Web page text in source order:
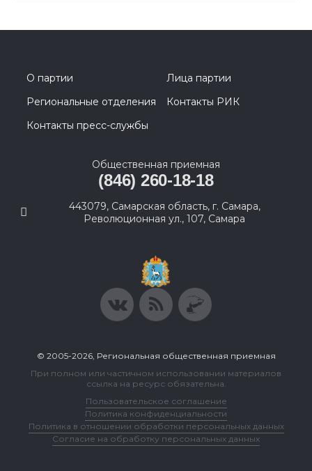
О партии
Лица партии
Региональные отделения
Контакты РИК
Контакты пресс-службы
Общественная приемная
(846) 260-18-18
443079, Самарская область, г. Самара,
Революционная ул., 107, Самара
© 2005-2026, Региональная общественная приемная
При полном или частичном использовании материалов
ссылка на ресурс обязательна.
Пользовательское соглашение
Политика конфиденциальности
Политика в отношении обработки персональных данных
Согласие на обработку персональных данных